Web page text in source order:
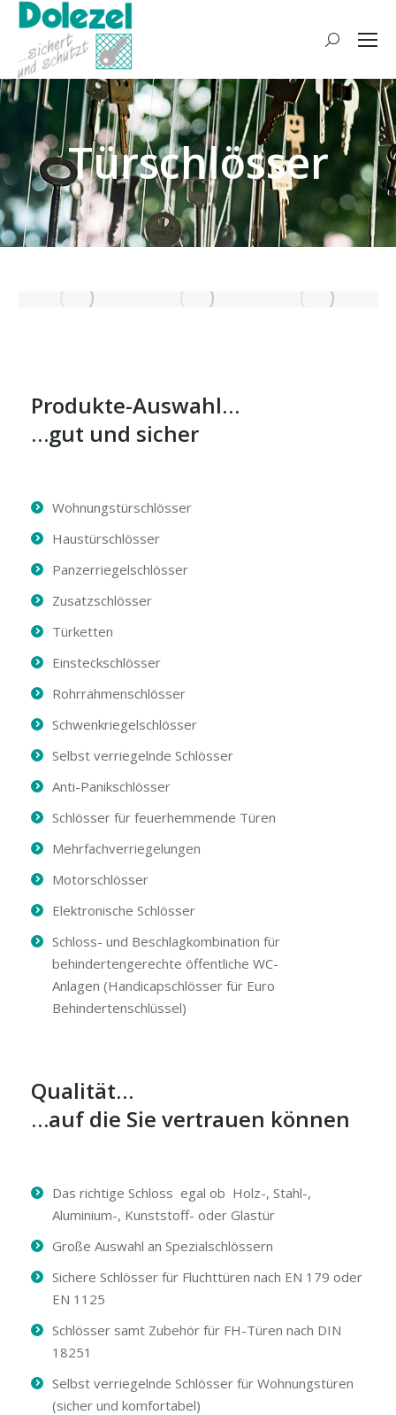
Search:
Türschlösser
Produkte-Auswahl…
…gut und sicher
Wohnungstürschlösser
Haustürschlösser
Panzerriegelschlösser
Zusatzschlösser
Türketten
Einsteckschlösser
Rohrrahmenschlösser
Schwenkriegelschlösser
Selbst verriegelnde Schlösser
Anti-Panikschlösser
Schlösser für feuerhemmende Türen
Mehrfachverriegelungen
Motorschlösser
Elektronische Schlösser
Schloss- und Beschlagkombination für
behindertengerechte öffentliche WC-
Anlagen (Handicapschlösser für Euro
Behindertenschlüssel)
Qualität…
…auf die Sie vertrauen können
Das richtige Schloss egal ob Holz-, Stahl-,
Aluminium-, Kunststoff- oder Glastür
Große Auswahl an Spezialschlössern
Sichere Schlösser für Fluchttüren nach EN 179 oder
EN 1125
Schlösser samt Zubehör für FH-Türen nach DIN
18251
Selbst verriegelnde Schlösser für Wohnungstüren
(sicher und komfortabel)